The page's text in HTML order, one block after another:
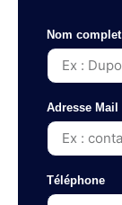
Nom complet
Adresse Mail
Téléphone